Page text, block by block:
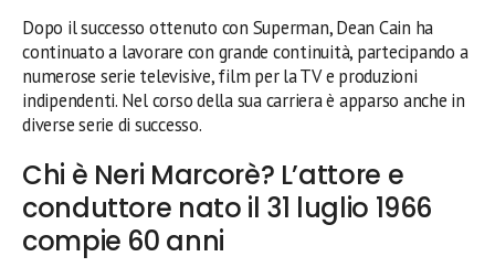
Dopo il successo ottenuto con Superman, Dean Cain ha
continuato a lavorare con grande continuità, partecipando a
numerose serie televisive, film per la TV e produzioni
indipendenti. Nel corso della sua carriera è apparso anche in
diverse serie di successo.
Chi è Neri Marcorè? L’attore e
conduttore nato il 31 luglio 1966
compie 60 anni